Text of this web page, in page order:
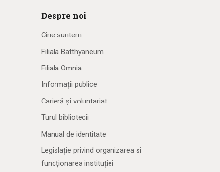
Despre noi
Cine suntem
Filiala Batthyaneum
Filiala Omnia
Informații publice
Carieră și voluntariat
Turul bibliotecii
Manual de identitate
Legislație privind organizarea și
funcționarea instituției